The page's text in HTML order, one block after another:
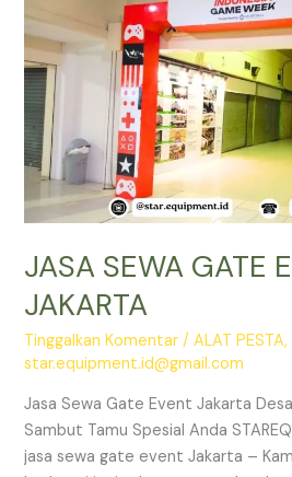
JASA SEWA GATE
JAKARTA
Tinggalkan Komentar /ALAT PESTA,
star.equipment.id@gmail.com
Jasa Sewa Gate Event Jakarta
Sambut Tamu Spesial Anda
jasa sewa gate event Jakarta –